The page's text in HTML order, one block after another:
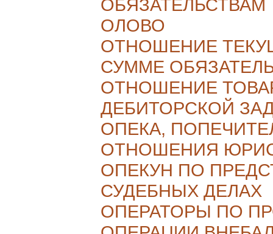
ОБЯЗАТЕЛЬСТВАМ
ОЛОВО
ОТНОШЕНИЕ
СУММЕ
ОТНОШЕНИЕ
ДЕБИТОРСКОЙ
ОПЕКА,
ОТНОШЕНИЯ
ОПЕКУН ПО
СУДЕБНЫХ ДЕЛАХ
ОПЕРАТОРЫ ПО